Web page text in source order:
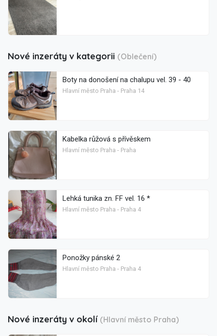
Nové inzeráty v kategorii (Oblečení)
Boty na donošení na chalupu vel. 39 - 40
Hlavní město Praha - Praha 14
Kabelka růžová s přívěskem
Hlavní město Praha - Praha
Lehká tunika zn. FF vel. 16 *
Hlavní město Praha - Praha 4
Ponožky pánské 2
Hlavní město Praha - Praha 4
Nové inzeráty v okolí (Hlavní město Praha)